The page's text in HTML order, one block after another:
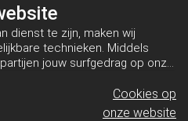
dienst te zijn, maken wij
technieken. Middels
jouw surfgedrag op onze
om informatie te delen via
Cookies op
onze website